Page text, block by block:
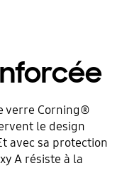
verre Corning®
le design
avec sa protection
A résiste à la